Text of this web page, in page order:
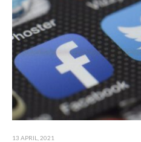
13 APRIL, 2021